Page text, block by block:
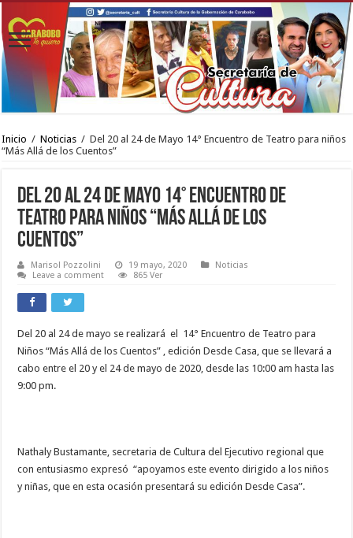
Inicio / Noticias / Del 20 al 24 de Mayo 14° Encuentro de Teatro para niños
“Más Allá de los Cuentos”
Del 20 al 24 de Mayo 14° Encuentro de
Teatro para niños “Más Allá de los
Cuentos”
Marisol Pozzolini 19 mayo, 2020
Noticias
Leave a comment
865 Ver
Del 20 al 24 de mayo se realizará el 14° Encuentro de Teatro para
Niños “Más Allá de los Cuentos” , edición Desde Casa, que se llevará a
cabo entre el 20 y el 24 de mayo de 2020, desde las 10:00 am hasta las
9:00 pm.
Nathaly Bustamante, secretaria de Cultura del Ejecutivo regional que
con entusiasmo expresó “apoyamos este evento dirigido a los niños
y niñas, que en esta ocasión presentará su edición Desde Casa”.